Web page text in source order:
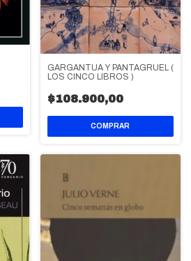
GARGANTUA Y PANTAGRUEL (
LOS CINCO LIBROS )
$108.900,00